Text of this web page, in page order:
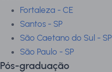
Fortaleza - CE
Santos - SP
São Caetano do Sul - SP
São Paulo - SP
Pós-graduação